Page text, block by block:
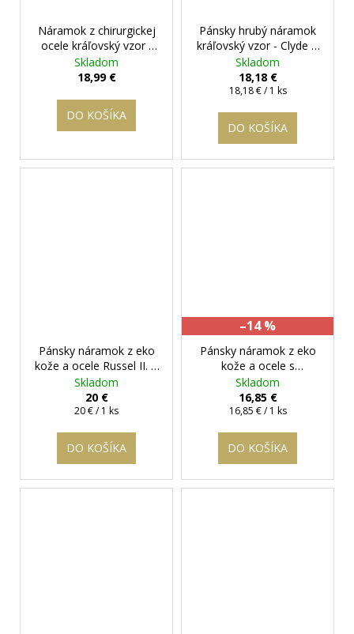
Náramok z chirurgickej
ocele kráľovský vzor -
Imperial 8+ darčeková
krabička zadarmo
Skladom
18,99 €
DO KOŠÍKA
Pánsky hrubý náramok
kráľovský vzor - Clyde +
darčeková krabička
zadarmo
Skladom
18,18 €
Jednotková
18,18 € / 1 ks
DO KOŠÍKA
Pánsky náramok z eko
kože a ocele Russel II. +
darčeková krabička
zadarmo
Skladom
20 €
Jednotková
20 € / 1 ks
DO KOŠÍKA
–14 %
Pánsky náramok z eko
kože a ocele s
ozdobným zapínaním
Russel+ darčeková
krabička zadarmo
Skladom
16,85 €
Jednotková
16,85 € / 1 ks
DO KOŠÍKA